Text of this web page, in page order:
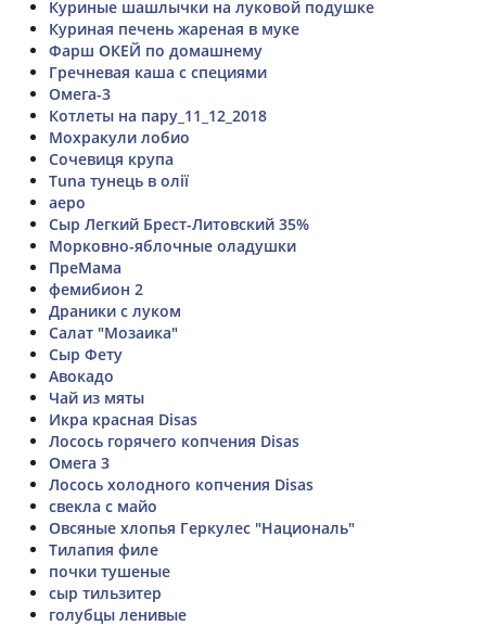
Куриные шашлычки на луковой подушке
Куриная печень жареная в муке
Фарш ОКЕЙ по домашнему
Гречневая каша с специями
Омега-3
Котлеты на пару_11_12_2018
Мохракули лобио
Сочевиця крупа
Tuna тунець в олії
аеро
Сыр Легкий Брест-Литовский 35%
Морковно-яблочные оладушки
ПреМама
фемибион 2
Драники с луком
Салат "Мозаика"
Сыр Фету
Авокадо
Чай из мяты
Икра красная Disas
Лосось горячего копчения Disas
Омега 3
Лосось холодного копчения Disas
свекла с майо
Овсяные хлопья Геркулес "Националь"
Тилапия филе
почки тушеные
сыр тильзитер
голубцы ленивые